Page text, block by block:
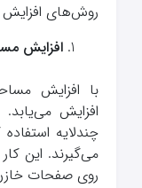
روش‌های
افزایش
با افزایش
افزایش
چندلایه
می‌گیرند. این
روی صفحات